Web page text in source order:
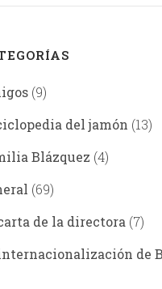
(9)
del jamón (13)
Blázquez (4)
(69)
de la directora (7)
de